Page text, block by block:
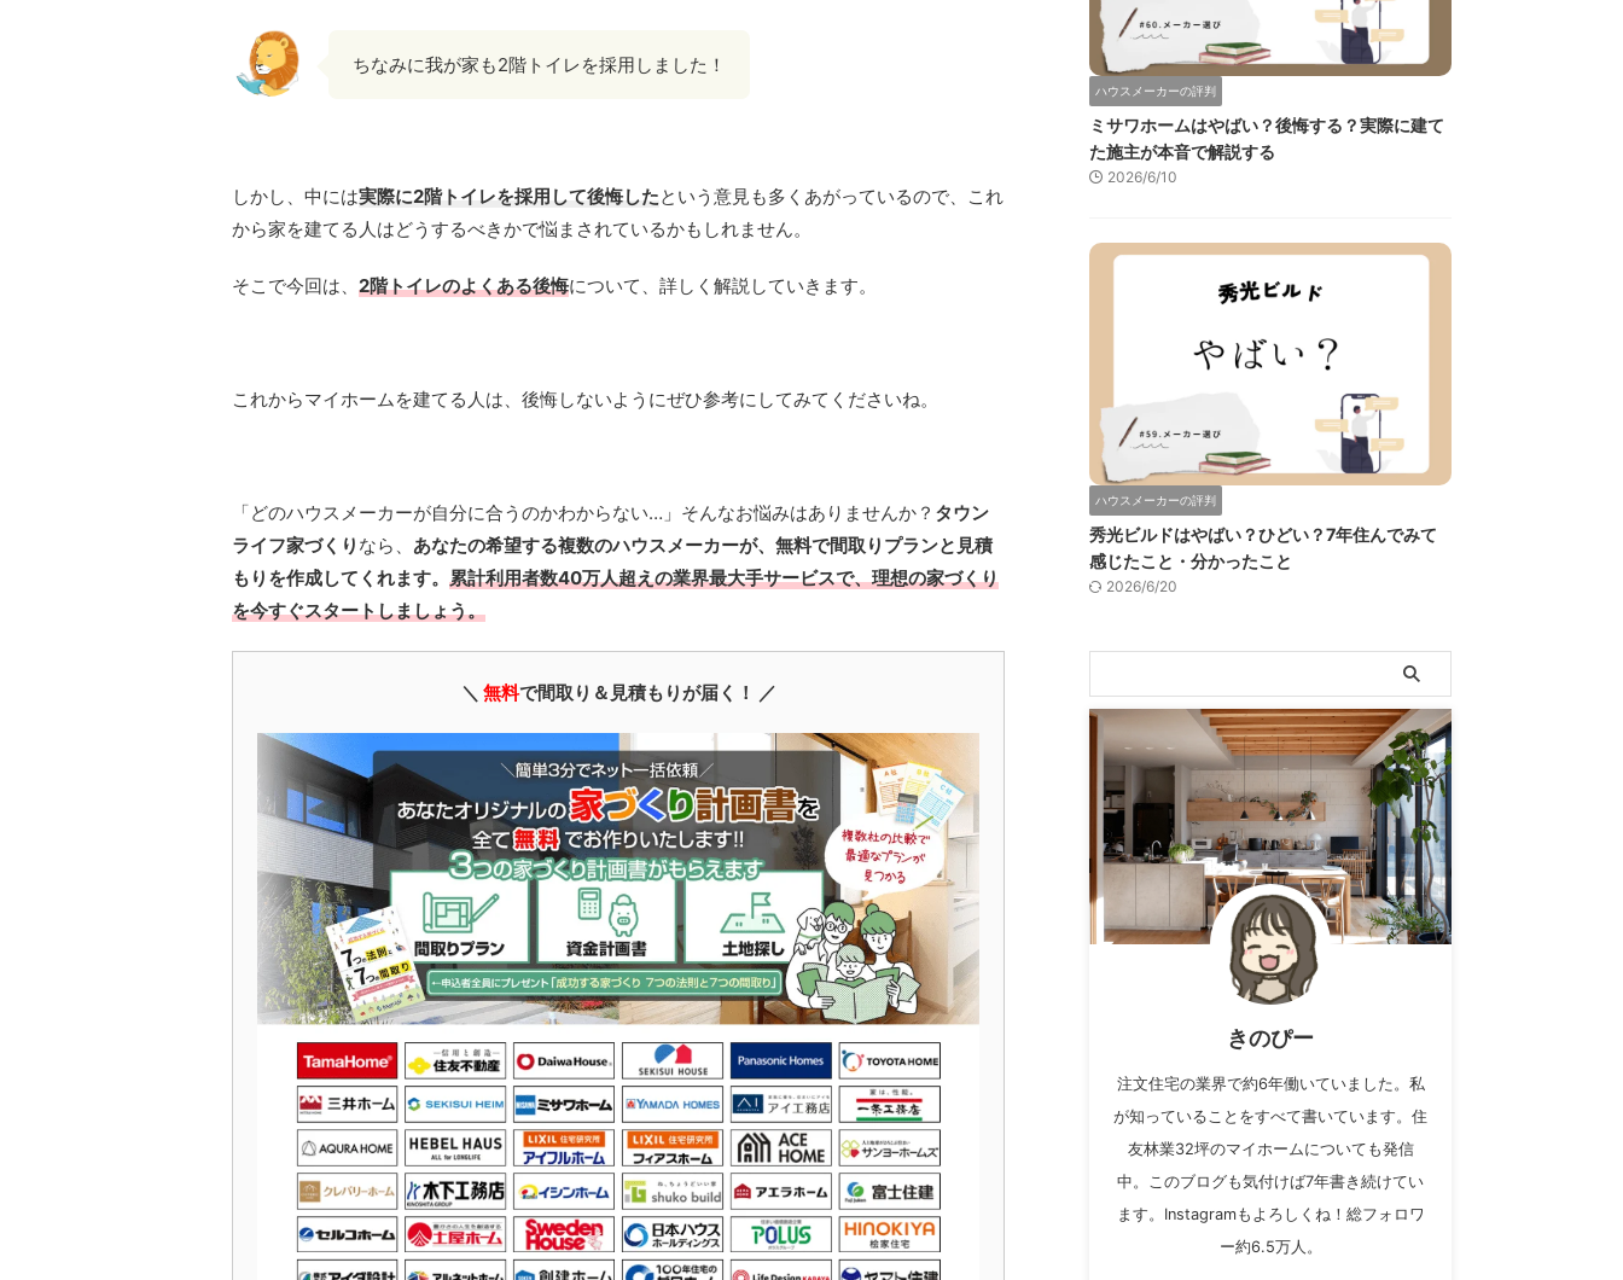
ちなみに我が家も2階トイレを採用しました！
しかし、中には実際に2階トイレを採用して後悔したという意見も多くあがっているので、これ
から家を建てる人はどうするべきかで悩まされているかもしれません。
そこで今回は、 2階トイレのよくある後悔について、詳しく解説していきます。
これからマイホームを建てる人は、後悔しないようにぜひ参考にしてみてくださいね。
「どのハウスメーカーが自分に合うのかわからない…」そんなお悩みはありませんか？ タウン
ライフ家づくり なら、 あなたの希望する複数のハウスメーカーが、無料で間取りプランと見積
もりを作成してくれます。 累計利用者数40万人超えの業界最大手サービスで、理想の家づくり
を今すぐスタートしましょう。
＼ 無料で間取り＆見積もりが届く！ ／
ハウスメーカーの評判
ミサワホームはやばい？後悔する？実際に建て
た施主が本音で解説する
2026/6/10
ハウスメーカーの評判
秀光ビルドはやばい？ひどい？7年住んでみて
感じたこと・分かったこと
2026/6/20
きのぴー
注文住宅の業界で約6年働いていました。私
が知っていることをすべて書いています。住
友林業32坪のマイホームについても発信
中。このブログも気付けば7年書き続けてい
ます。Instagramもよろしくね！総フォロワ
ー約6.5万人。